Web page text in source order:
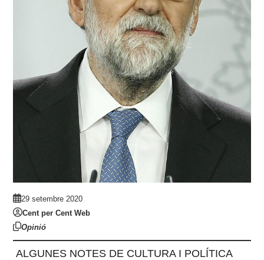
29 setembre 2020
Cent per Cent Web
Opinió
ALGUNES NOTES DE CULTURA I POLÍTICA